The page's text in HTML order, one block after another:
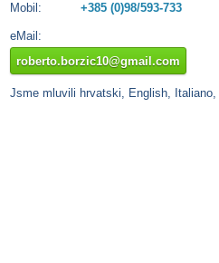
Mobil:
+385 (0)98/593-733
eMail:
roberto.borzic10@gmail.com
Jsme mluvili hrvatski, English, Italiano,